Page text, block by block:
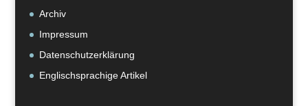
Archiv
Impressum
Datenschutzerklärung
Englischsprachige Artikel